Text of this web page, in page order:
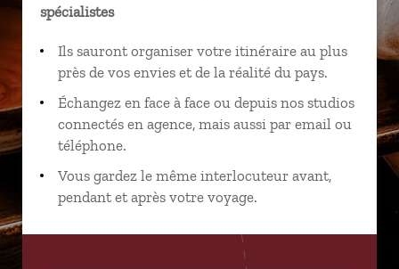
spécialistes
Ils sauront organiser votre itinéraire au plus
près de vos envies et de la réalité du pays.
Échangez en face à face ou depuis nos studios
connectés en agence, mais aussi par email ou
téléphone.
Vous gardez le même interlocuteur avant,
pendant et après votre voyage.